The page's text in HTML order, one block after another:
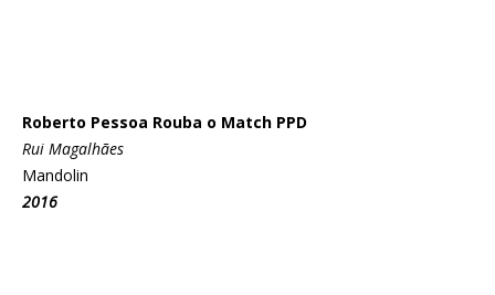
Roberto Pessoa Rouba o Match PPD
Rui Magalhães
Mandolin
2016